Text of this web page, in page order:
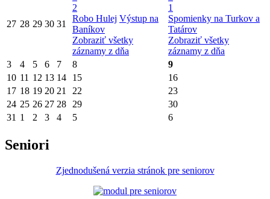
27 28 29 30 31
2
Robo Hulej Výstup na
Baníkov
Zobraziť všetky
záznamy z dňa
1
Spomienky na Turkov a
Tatárov
Zobraziť všetky
záznamy z dňa
3
4 5 6 7 8
9
10 11 12 13 14 15
16
17 18 19 20 21 22
23
24 25 26 27 28 29
30
31 1 2 3 4 5 6
Seniori
Zjednodušená verzia stránok pre seniorov